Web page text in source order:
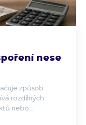
nese
způsob
rozdílných
nebo...